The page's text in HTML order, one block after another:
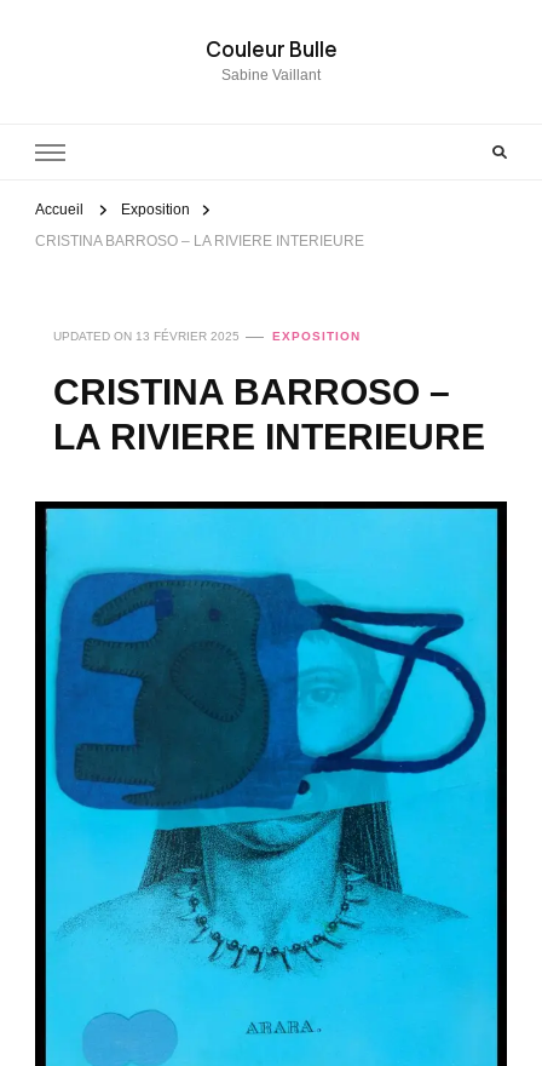
Couleur Bulle
Sabine Vaillant
Accueil
Exposition
CRISTINA BARROSO – LA RIVIERE INTERIEURE
UPDATED ON 13 FÉVRIER 2025 EXPOSITION
CRISTINA BARROSO –
LA RIVIERE INTERIEURE